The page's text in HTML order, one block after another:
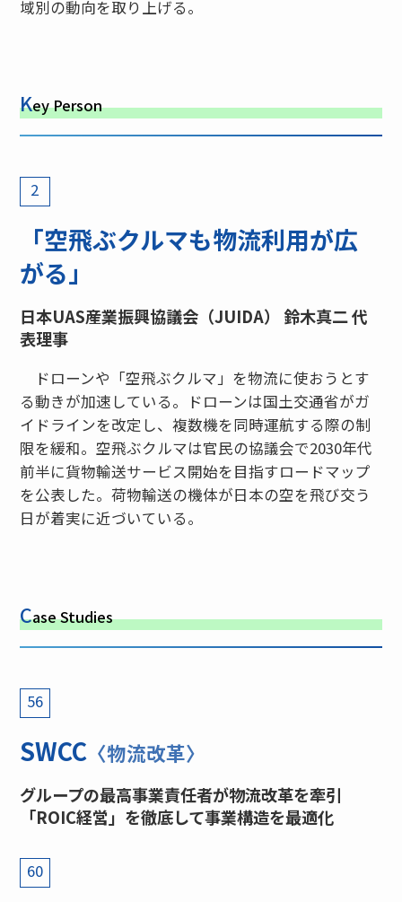
域別の動向を取り上げる。
Key Person
2
「空飛ぶクルマも物流利用が広
がる」
日本UAS産業振興協議会（JUIDA） 鈴木真二 代
表理事
ドローンや「空飛ぶクルマ」を物流に使おうとす
る動きが加速している。ドローンは国土交通省がガ
イドラインを改定し、複数機を同時運航する際の制
限を緩和。空飛ぶクルマは官民の協議会で2030年代
前半に貨物輸送サービス開始を目指すロードマップ
を公表した。荷物輸送の機体が日本の空を飛び交う
日が着実に近づいている。
Case Studies
56
SWCC 〈物流改革〉
グループの最高事業責任者が物流改革を牽引
「ROIC経営」を徹底して事業構造を最適化
60